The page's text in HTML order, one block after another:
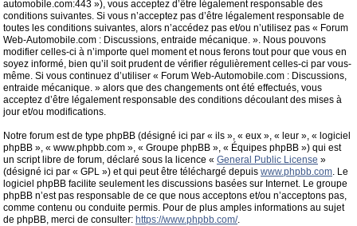
automobile.com:443 »), vous acceptez d’être légalement responsable des
conditions suivantes. Si vous n’acceptez pas d’être légalement responsable de
toutes les conditions suivantes, alors n’accédez pas et/ou n’utilisez pas « Forum
Web-Automobile.com : Discussions, entraide mécanique. ». Nous pouvons
modifier celles-ci à n’importe quel moment et nous ferons tout pour que vous en
soyez informé, bien qu’il soit prudent de vérifier régulièrement celles-ci par vous-
même. Si vous continuez d’utiliser « Forum Web-Automobile.com : Discussions,
entraide mécanique. » alors que des changements ont été effectués, vous
acceptez d’être légalement responsable des conditions découlant des mises à
jour et/ou modifications.
Notre forum est de type phpBB (désigné ici par « ils », « eux », « leur », « logiciel
phpBB », « www.phpbb.com », « Groupe phpBB », « Équipes phpBB ») qui est
un script libre de forum, déclaré sous la licence « General Public License »
(désigné ici par « GPL ») et qui peut être téléchargé depuis www.phpbb.com. Le
logiciel phpBB facilite seulement les discussions basées sur Internet. Le groupe
phpBB n’est pas responsable de ce que nous acceptons et/ou n’acceptons pas,
comme contenu ou conduite permis. Pour de plus amples informations au sujet
de phpBB, merci de consulter: https://www.phpbb.com/.